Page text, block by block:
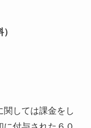
しては課金をし